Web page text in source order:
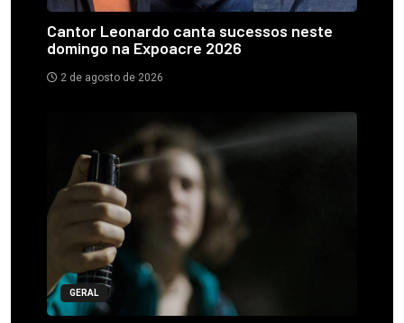
Cantor Leonardo canta sucessos neste
domingo na Expoacre 2026
2 de agosto de 2026
GERAL